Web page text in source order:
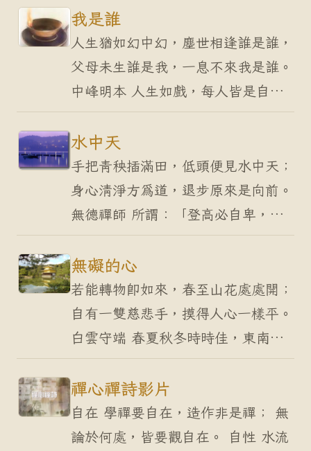
上打轉，被境所牽；悟人了知真相，
便於世間來去自如…
我是誰
人生猶如幻中幻，塵世相逢誰是誰，
父母未生誰是我，一息不來我是誰。
中峰明本 人生如戲，每人皆是自
編、自導、自演。編出喜、怒、哀、
樂，導出動、靜、語、默，演出愛、
恨、情、仇，戲一齣…
水中天
手把青秧插滿田，低頭便見水中天；
身心清淨方為道，退步原來是向前。
無德禪師 所謂：「登高必自卑，行
遠必自邇。」凡事皆是一步一步而完
成的。修行亦不例外，貴在「老實」
二字，離此則無事…
無礙的心
若能轉物即如來，春至山花處處開；
自有一雙慈悲手，摸得人心一樣平。
白雲守端 春夏秋冬時時佳，東南西
北處處妙，男女老少人人好，生老病
死樣樣到。 境無得失，人有預設；
物無好醜，人自分…
禪心禪詩影片
自在 學禪要自在，造作非是禪； 無
論於何處，皆要觀自在。 自性 水流